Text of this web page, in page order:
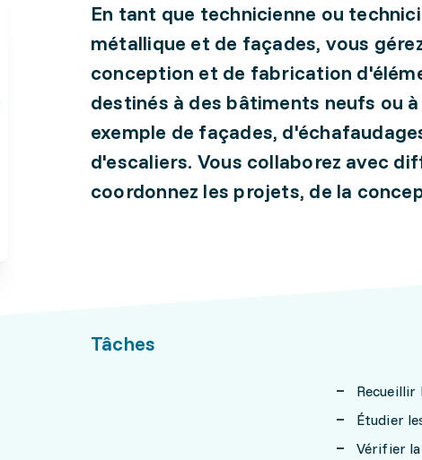
En tant que technicienne ou
métallique et de façades, vous
conception et de fabrication
destinés à des bâtiments neufs ou
exemple de façades,
d'escaliers. Vous collaborez avec
coordonnez les projets, de la
Tâches
Étudier
Vérifier